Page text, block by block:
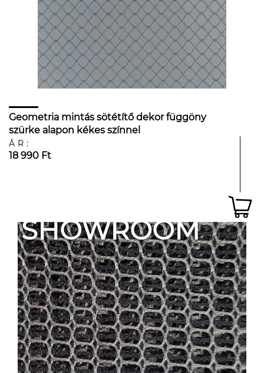
Geometria mintás sötétítő dekor függöny
szürke alapon kékes színnel
ÁR:
18 990 Ft
SHOWROOM